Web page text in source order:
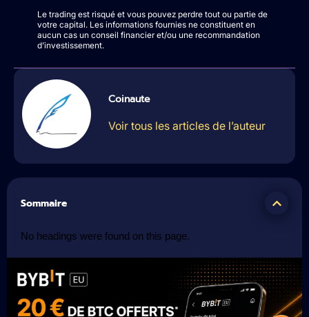
Le trading est risqué et vous pouvez perdre tout ou partie de
votre capital. Les informations fournies ne constituent en
aucun cas un conseil financier et/ou une recommandation
d’investissement.
Coinaute
Voir tous les articles de l’auteur
Sommaire
No headings were found on this page.